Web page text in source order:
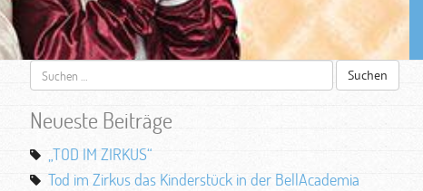
Suchen
nach:
Neueste Beiträge
„TOD IM ZIRKUS“
Tod im Zirkus das Kinderstück in der BellAcademia